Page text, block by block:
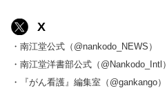
X
・南江堂公式（@nankodo_NEWS）
・南江堂洋書部公式（@Nankodo_Intl）
・『がん看護』編集室（@gankango）